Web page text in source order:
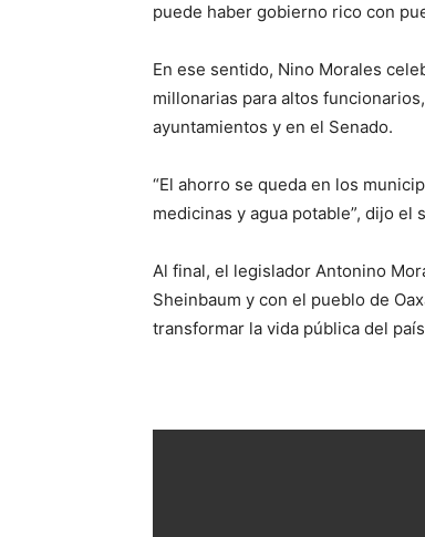
puede haber gobierno rico con
En ese sentido, Nino Morales
millonarias para altos
ayuntamientos y en el Senado.
“El ahorro se queda en los
medicinas y agua potable”, dijo el
Al final, el legislador Antonino
Sheinbaum y con el pueblo de
transformar la vida pública del